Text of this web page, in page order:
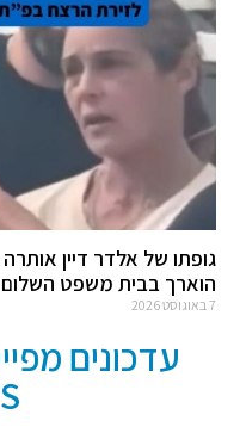
גופתו של אלדר דיין
הוארך בבית משפט השלום
7 באוגוסט 2026
עדכונים